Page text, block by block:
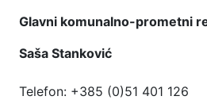
Glavni komunalno-prometni
Saša Stanković
Telefon: +385 (0)51 401 126